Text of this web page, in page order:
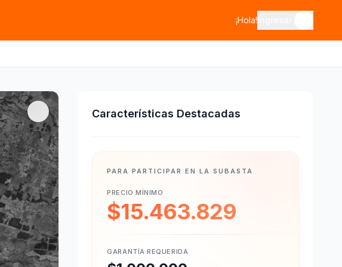
¡Hola!
Características Destacadas
PARA PARTICIPAR EN LA SUBASTA
PRECIO MÍNIMO
$15.463.829
GARANTÍA REQUERIDA